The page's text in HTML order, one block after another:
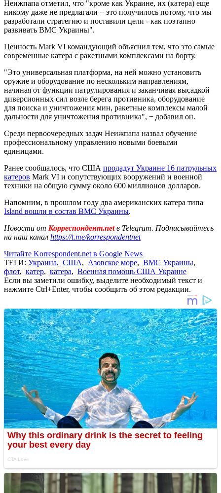
Неижпапа отметил, что "кроме как Украине, их (катера) еще
никому даже не предлагали − это получилось потому, что мы
разработали стратегию и поставили цели - как поэтапно
развивать ВМС Украины".
Ценность Mark VI командующий объяснил тем, что это самые
современные катера с ракетными комплексами на борту.
"Это универсальная платформа, на ней можно установить
оружие и оборудование по нескольким направлениям,
начиная от функции патрулирования и заканчивая высадкой
диверсионных сил возле берега противника, оборудование
для поиска и уничтожения мин, ракетные комплексы малой
дальности для уничтожения противника", − добавил он.
Среди первоочередных задач Неижпапа назвал обучение
профессиональному управлению новыми боевыми
единицами.
Ранее сообщалось, что США продадут Украине 16 патрульных
катеров Mark VI и сопутствующих вооружений и военной
техники на общую сумму около 600 миллионов долларов.
Напомним, в прошлом году два американских катера типа
Island вошли в состав ВМС Украины.
Новости от Корреспондент.netв Telegram. Подписывайтесь
на наш канал https://t.me/korrespondentnet
Читайте Korrespondent.net в Google News
ТЕГИ: Украина, США, Азовское море, ВМС Украины,
флот, катер, катера, Военная помощь США Украине
Если вы заметили ошибку, выделите необходимый текст и
нажмите Ctrl+Enter, чтобы сообщить об этом редакции.